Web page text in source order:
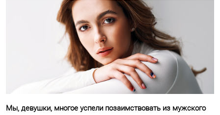
Мы, девушки, многое успели позаимствовать из мужского